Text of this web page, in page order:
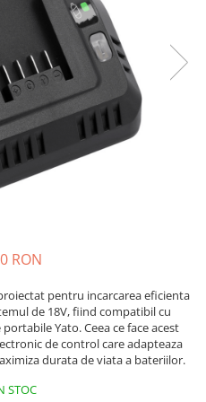
RON
pentru incarcarea eficienta
de 18V, fiind compatibil cu
Yato. Ceea ce face acest
de control care adapteaza
durata de viata a bateriilor.
STOC